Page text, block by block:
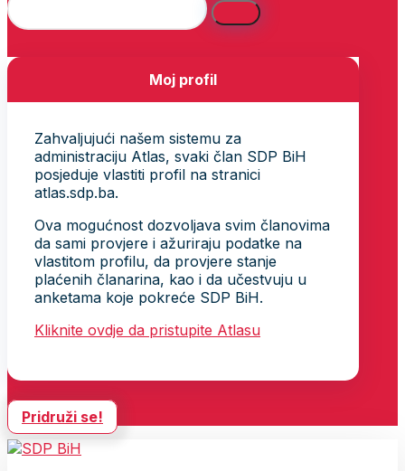
Moj profil
Zahvaljujući našem sistemu za
administraciju Atlas, svaki član SDP BiH
posjeduje vlastiti profil na stranici
atlas.sdp.ba.
Ova mogućnost dozvoljava svim članovima
da sami provjere i ažuriraju podatke na
vlastitom profilu, da provjere stanje
plaćenih članarina, kao i da učestvuju u
anketama koje pokreće SDP BiH.
Kliknite ovdje da pristupite Atlasu
Pridruži se!